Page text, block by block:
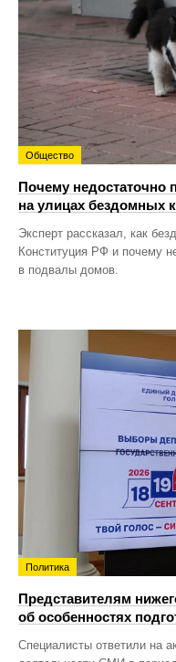
Общество
Почему недостаточно
на улицах бездомных
Эксперт рассказал, как
Конституция РФ и почему
в подвалы домов.
Политика
Представителям
об особенностях
Специалисты ответили на